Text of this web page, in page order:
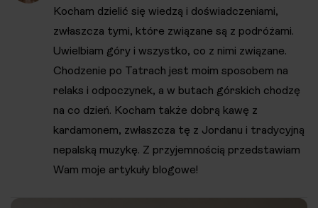
Kocham dzielić się wiedzą i doświadczeniami,
zwłaszcza tymi, które związane są z podróżami.
Uwielbiam góry i wszystko, co z nimi związane.
Chodzenie po Tatrach jest moim sposobem na
relaks i odpoczynek, a w butach górskich chodzę
na co dzień. Kocham także dobrą kawę z
kardamonem, zwłaszcza tę z Jordanu i tradycyjną
nepalską muzykę. Z przyjemnością przedstawiam
Wam moje artykuły blogowe!